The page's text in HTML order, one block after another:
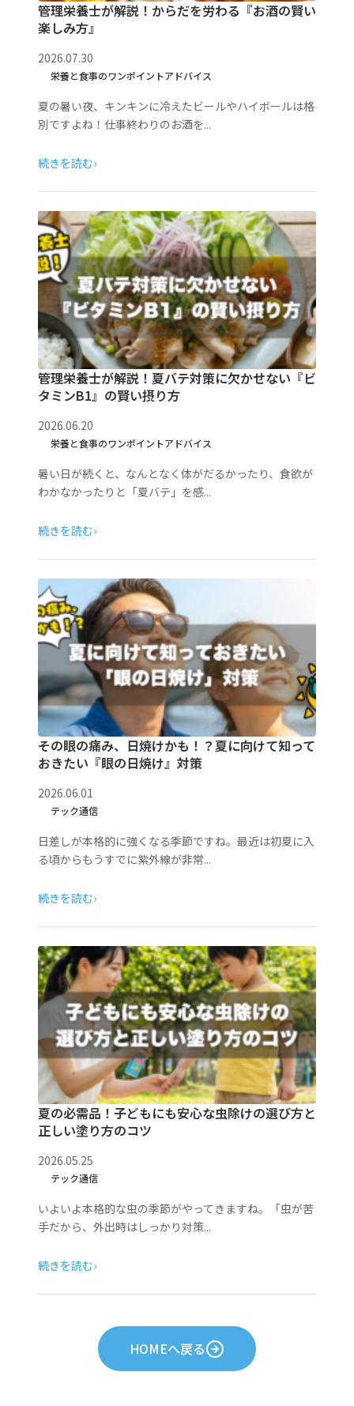
管理栄養士が解説！からだを労わる『お酒の賢い
楽しみ方』
2026.07.30
栄養と食事のワンポイントアドバイス
夏の暑い夜、キンキンに冷えたビールやハイボールは格
別ですよね！仕事終わりのお酒を...
続きを読む›
管理栄養士が解説！夏バテ対策に欠かせない『ビ
タミンB1』の賢い摂り方
2026.06.20
栄養と食事のワンポイントアドバイス
暑い日が続くと、なんとなく体がだるかったり、食欲が
わかなかったりと「夏バテ」を感...
続きを読む›
その眼の痛み、日焼けかも！？夏に向けて知って
おきたい『眼の日焼け』対策
2026.06.01
テック通信
日差しが本格的に強くなる季節ですね。最近は初夏に入
る頃からもうすでに紫外線が非常...
続きを読む›
夏の必需品！子どもにも安心な虫除けの選び方と
正しい塗り方のコツ
2026.05.25
テック通信
いよいよ本格的な虫の季節がやってきますね。「虫が苦
手だから、外出時はしっかり対策...
続きを読む›
HOMEへ戻る